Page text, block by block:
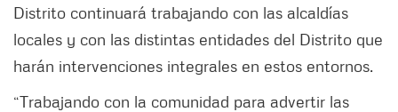
Distrito continuará trabajando con las alcaldías
locales y con las distintas entidades del Distrito que
harán intervenciones integrales en estos entornos.
“Trabajando con la comunidad para advertir las